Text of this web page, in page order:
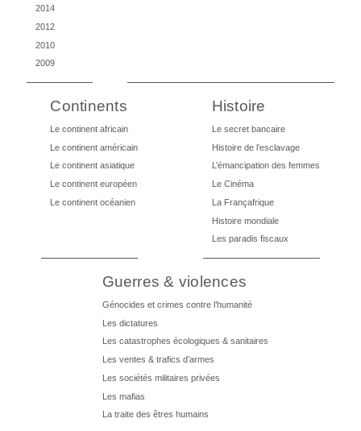
2014
2012
2010
2009
Continents
Le continent africain
Le continent américain
Le continent asiatique
Le continent européen
Le continent océanien
Histoire
Le secret bancaire
Histoire de l’esclavage
L’émancipation des femmes
Le Cinéma
La Françafrique
Histoire mondiale
Les paradis fiscaux
Guerres & violences
Génocides et crimes contre l’humanité
Les dictatures
Les catastrophes écologiques & sanitaires
Les ventes & trafics d’armes
Les sociétés militaires privées
Les mafias
La traite des êtres humains